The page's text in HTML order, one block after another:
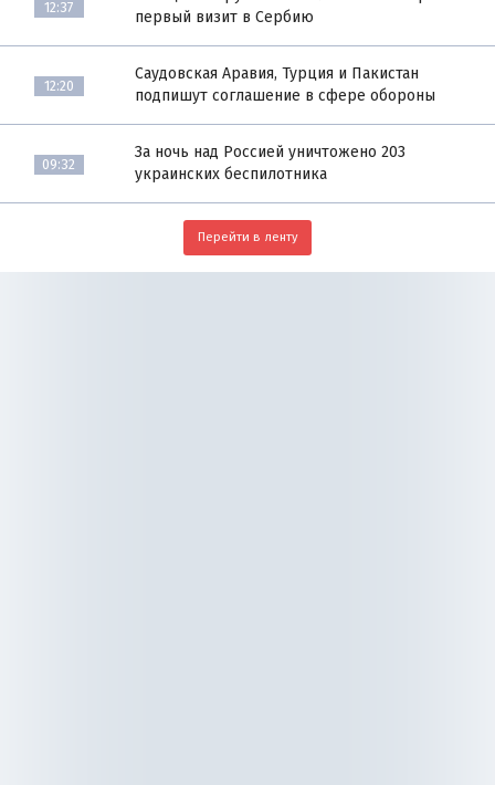
12:37
первый визит в Сербию
12:20
Саудовская Аравия, Турция и Пакистан
подпишут соглашение в сфере обороны
09:32
За ночь над Россией уничтожено 203
украинских беспилотника
Перейти в ленту